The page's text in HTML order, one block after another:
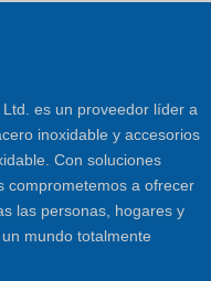
es un proveedor líder a
inoxidable y accesorios
Con soluciones
comprometemos a ofrecer
las personas, hogares y
mundo totalmente